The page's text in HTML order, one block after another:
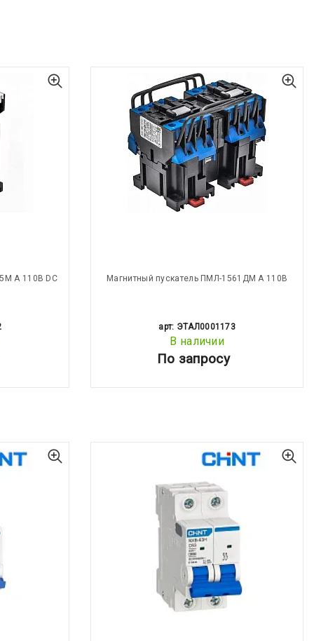
А 110В DC Магнитный пускатель ПМЛ-1561ДМ А 110В
арт: ЭТАЛ0001173
В наличии
По запросу